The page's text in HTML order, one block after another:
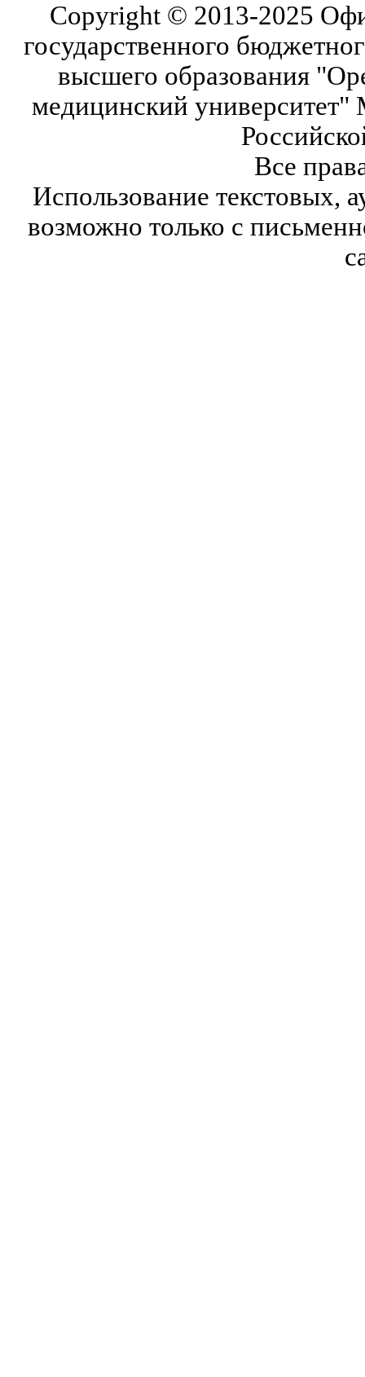
Copyright © 2013-2025
государственного
высшего образования
медицинский университет"
Все
Использование текстовых,
возможно только с